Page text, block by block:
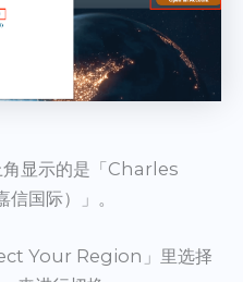
角显示的是「Charles
国际）」。
Your Region」里选择